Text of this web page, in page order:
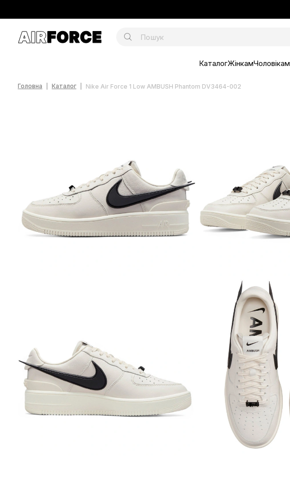
КаталогЖінкамЧоловікам
Головна Каталог Nike Air Force 1 Low AMBUSH Phantom DV3464-002